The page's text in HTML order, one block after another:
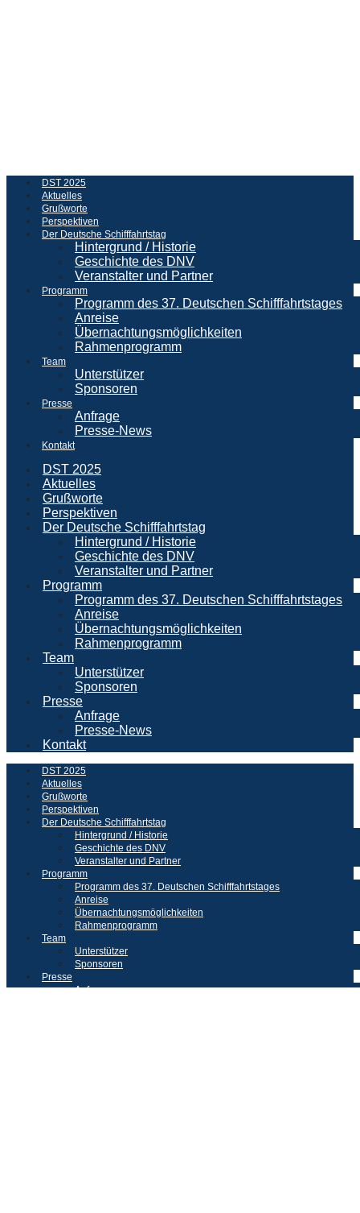
DST 2025
Aktuelles
Grußworte
Perspektiven
Der Deutsche Schifffahrtstag
Hintergrund / Historie
Geschichte des DNV
Veranstalter und Partner
Programm
Programm des 37. Deutschen Schifffahrtstages
Anreise
Übernachtungsmöglichkeiten
Rahmenprogramm
Team
Unterstützer
Sponsoren
Presse
Anfrage
Presse-News
Kontakt
DST 2025
Aktuelles
Grußworte
Perspektiven
Der Deutsche Schifffahrtstag
Hintergrund / Historie
Geschichte des DNV
Veranstalter und Partner
Programm
Programm des 37. Deutschen Schifffahrtstages
Anreise
Übernachtungsmöglichkeiten
Rahmenprogramm
Team
Unterstützer
Sponsoren
Presse
Anfrage
Presse-News
Kontakt
DST 2025
Aktuelles
Grußworte
Perspektiven
Der Deutsche Schifffahrtstag
Hintergrund / Historie
Geschichte des DNV
Veranstalter und Partner
Programm
Programm des 37. Deutschen Schifffahrtstages
Anreise
Übernachtungsmöglichkeiten
Rahmenprogramm
Team
Unterstützer
Sponsoren
Presse
Anfrage